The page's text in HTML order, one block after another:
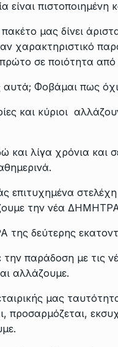
είναι
μας δίνει
χαρακτηριστικό
σε ποιότητα
Φοβάμαι πως
και κύριοι
και λίγα χρόνια
επιτυχημένα
την νέα
δεύτερης
παράδοση με τις
αλλάζουμε.
μας
προσαρμόζεται,